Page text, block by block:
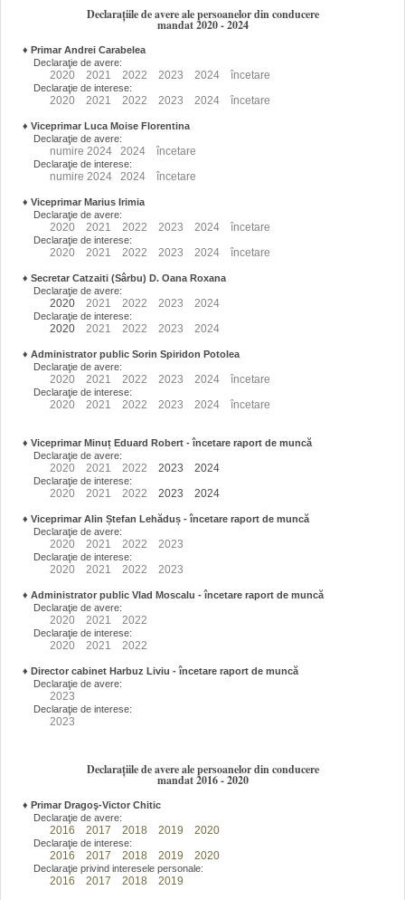
Declarațiile de avere ale persoanelor din conducere
mandat 2020 - 2024
♦ Primar Andrei Carabelea
Declaraţie de avere:
2020 2021 2022 2023 2024 încetare
Declaraţie de interese:
2020 2021 2022 2023 2024 încetare
♦ Viceprimar Luca Moise Florentina
Declaraţie de avere:
numire 2024 2024 încetare
Declaraţie de interese:
numire 2024 2024 încetare
♦ Viceprimar Marius Irimia
Declaraţie de avere:
2020 2021 2022 2023 2024 încetare
Declaraţie de interese:
2020 2021 2022 2023 2024 încetare
♦ Secretar Catzaiti (Sârbu) D. Oana Roxana
Declaraţie de avere:
2020 2021 2022 2023 2024
Declaraţie de interese:
2020 2021 2022 2023 2024
♦ Administrator public Sorin Spiridon Potolea
Declaraţie de avere:
2020 2021 2022 2023 2024 încetare
Declaraţie de interese:
2020 2021 2022 2023 2024 încetare
♦ Viceprimar Minuț Eduard Robert - încetare raport de muncă
Declaraţie de avere:
2020 2021 2022 2023 2024
Declaraţie de interese:
2020 2021 2022 2023 2024
♦ Viceprimar Alin Ștefan Lehăduș - încetare raport de muncă
Declaraţie de avere:
2020 2021 2022 2023
Declaraţie de interese:
2020 2021 2022 2023
♦ Administrator public Vlad Moscalu - încetare raport de muncă
Declaraţie de avere:
2020 2021 2022
Declaraţie de interese:
2020 2021 2022
♦ Director cabinet Harbuz Liviu - încetare raport de muncă
Declaraţie de avere:
2023
Declaraţie de interese:
2023
Declarațiile de avere ale persoanelor din conducere
mandat 2016 - 2020
♦ Primar Dragoş-Victor Chitic
Declaraţie de avere:
2016 2017 2018 2019 2020
Declaraţie de interese:
2016 2017 2018 2019 2020
Declaraţie privind interesele personale:
2016 2017 2018 2019